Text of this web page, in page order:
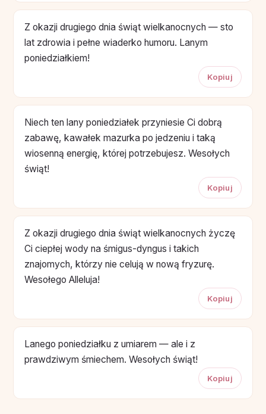
Z okazji drugiego dnia świąt wielkanocnych — sto
lat zdrowia i pełne wiaderko humoru. Lanym
poniedziałkiem!
Kopiuj
Niech ten lany poniedziałek przyniesie Ci dobrą
zabawę, kawałek mazurka po jedzeniu i taką
wiosenną energię, której potrzebujesz. Wesołych
świąt!
Kopiuj
Z okazji drugiego dnia świąt wielkanocnych życzę
Ci ciepłej wody na śmigus-dyngus i takich
znajomych, którzy nie celują w nową fryzurę.
Wesołego Alleluja!
Kopiuj
Lanego poniedziałku z umiarem — ale i z
prawdziwym śmiechem. Wesołych świąt!
Kopiuj